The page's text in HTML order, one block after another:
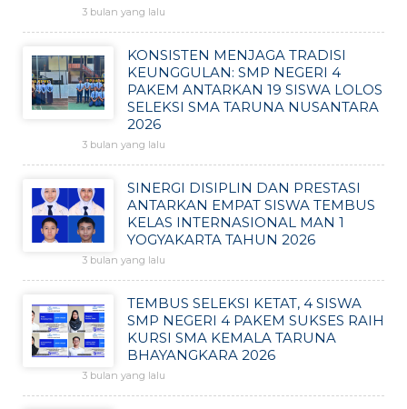
3 bulan yang lalu
KONSISTEN MENJAGA TRADISI
KEUNGGULAN: SMP NEGERI 4
PAKEM ANTARKAN 19 SISWA LOLOS
SELEKSI SMA TARUNA NUSANTARA
2026
3 bulan yang lalu
SINERGI DISIPLIN DAN PRESTASI
ANTARKAN EMPAT SISWA TEMBUS
KELAS INTERNASIONAL MAN 1
YOGYAKARTA TAHUN 2026
3 bulan yang lalu
TEMBUS SELEKSI KETAT, 4 SISWA
SMP NEGERI 4 PAKEM SUKSES RAIH
KURSI SMA KEMALA TARUNA
BHAYANGKARA 2026
3 bulan yang lalu